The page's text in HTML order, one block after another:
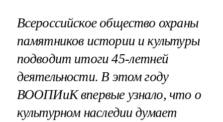
Всероссийское общество охраны
памятников истории и культуры
подводит итоги 45-летней
деятельности. В этом году
ВООПИиК впервые узнало, что о
культурном наследии думает